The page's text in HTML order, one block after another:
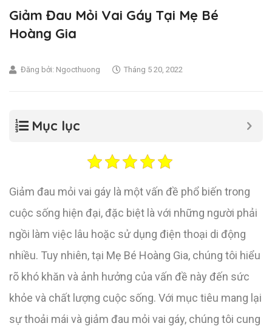
Giảm Đau Mỏi Vai Gáy Tại Mẹ Bé
Hoàng Gia
Đăng bởi: Ngocthuong Tháng 5 20, 2022
Mục lục
Giảm đau mỏi vai gáy là một vấn đề phổ biến trong
cuộc sống hiện đại, đặc biệt là với những người phải
ngồi làm việc lâu hoặc sử dụng điện thoại di động
nhiều. Tuy nhiên, tại Mẹ Bé Hoàng Gia, chúng tôi hiểu
rõ khó khăn và ảnh hưởng của vấn đề này đến sức
khỏe và chất lượng cuộc sống. Với mục tiêu mang lại
sự thoải mái và giảm đau mỏi vai gáy, chúng tôi cung